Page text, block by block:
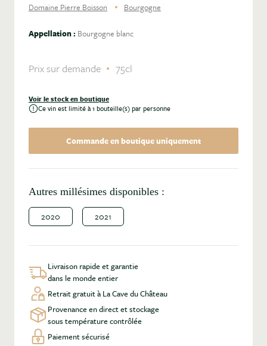
Domaine Pierre Boisson Bourgogne
Appellation : Bourgogne blanc
Prix sur demande 75cl
Voir le stock en boutique
Ce vin est limité à 1 bouteille(s) par personne
Commande en boutique uniquement
Autres millésimes disponibles :
2020 2021
Livraison rapide et garantie
dans le monde entier
Retrait gratuit à La Cave du Château
Provenance en direct et stockage
sous température contrôlée
Paiement sécurisé